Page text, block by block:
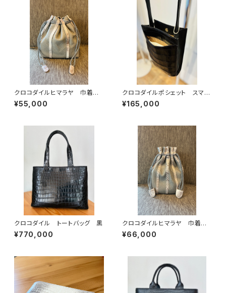
クロコダイルヒマラヤ 巾着バッ
グ イタリアンシュリンクレザー
¥55,000
クロコダイルポシェット スマホ
ポシェット 軽量バッグ
¥165,000
クロコダイル トートバッグ 黒
¥770,000
クロコダイルヒマラヤ 巾着バッ
グ イタリアンシュリンクレザー
¥66,000